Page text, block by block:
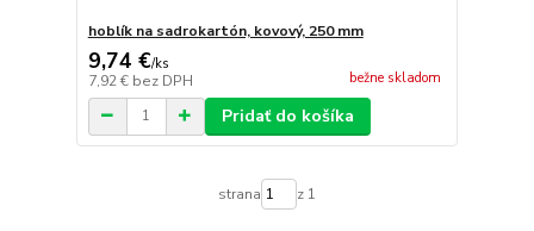
hoblík na sadrokartón, kovový, 250 mm
9,74 €/ks
7,92 € bez DPH bežne skladom
Pridať do košíka
strana z 1